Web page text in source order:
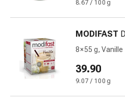
Migräne
Muskel-
Schmerzmittel
Schmerztherapie
Kühlen
8.67 / 100 g
MODIFAST
8 × 55 g, Vanille
39.90
9.07 / 100 g